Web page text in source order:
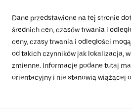
Dane przedstawione na tej stronie
średnich cen, czasów trwania i
ceny, czasy trwania i odległości
od takich czynników jak lokalizacja,
zmienne. Informacje podane tutaj
orientacyjny i nie stanowią wiążącej